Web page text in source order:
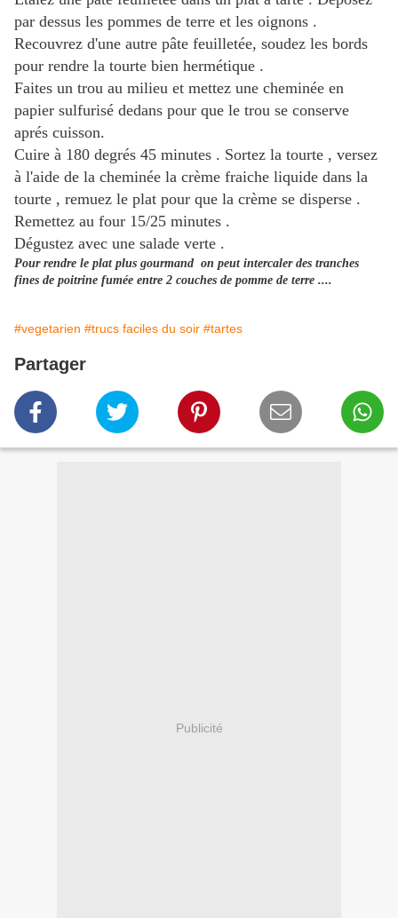
par dessus les pommes de terre et les oignons .
Recouvrez d'une autre pâte feuilletée, soudez les bords
pour rendre la tourte bien hermétique .
Faites un trou au milieu et mettez une cheminée en
papier sulfurisé dedans pour que le trou se conserve
aprés cuisson.
Cuire à 180 degrés 45 minutes . Sortez la tourte , versez
à l'aide de la cheminée la crème fraiche liquide dans la
tourte , remuez le plat pour que la crème se disperse .
Remettez au four 15/25 minutes .
Dégustez avec une salade verte .
Pour rendre le plat plus gourmand on peut intercaler des tranches
fines de poitrine fumée entre 2 couches de pomme de terre ....
#vegetarien #trucs faciles du soir #tartes
Partager
Publicité